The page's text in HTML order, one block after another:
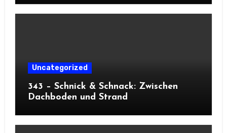
Oktoberfest
Uncategorized
343 – Schnick & Schnack: Zwischen
Dachboden und Strand